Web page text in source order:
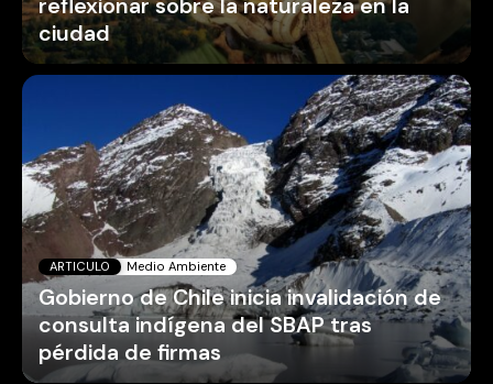
reflexionar sobre la naturaleza en la
ciudad
ARTICULO Medio Ambiente
Gobierno de Chile inicia invalidación de
consulta indígena del SBAP tras
pérdida de firmas